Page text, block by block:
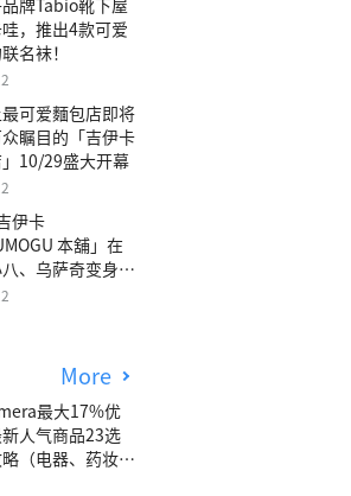
牌Tabio靴下屋
，推出4款可爱
名袜！
可爱麵包店即将
瞩目的「吉伊卡
10/29盛大开幕
伊卡
本舖」在
、乌萨奇变身可
More
最大17%优
人气商品23选
（电器、药妆、